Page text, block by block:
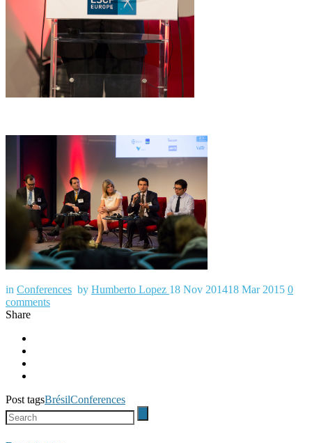
in Conferences by Humberto Lopez 18 Nov 201418 Mar 2015 0
comments
Share
Post tagsBrésilConferences